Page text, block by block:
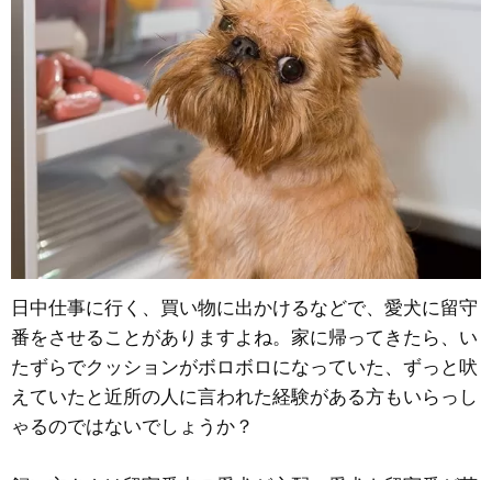
日中仕事に行く、買い物に出かけるなどで、愛犬に留守
番をさせることがありますよね。家に帰ってきたら、い
たずらでクッションがボロボロになっていた、ずっと吠
えていたと近所の人に言われた経験がある方もいらっし
ゃるのではないでしょうか？